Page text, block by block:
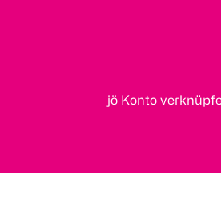
jö Konto